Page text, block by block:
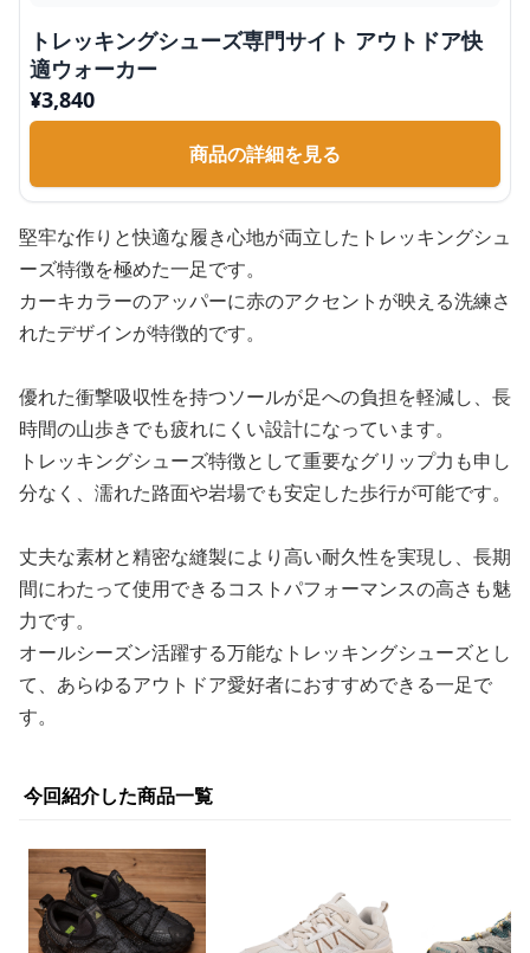
トレッキングシューズ専門サイト アウトドア快
適ウォーカー
¥3,840
商品の詳細を見る
堅牢な作りと快適な履き心地が両立したトレッキングシュ
ーズ特徴を極めた一足です。
カーキカラーのアッパーに赤のアクセントが映える洗練さ
れたデザインが特徴的です。
優れた衝撃吸収性を持つソールが足への負担を軽減し、長
時間の山歩きでも疲れにくい設計になっています。
トレッキングシューズ特徴として重要なグリップ力も申し
分なく、濡れた路面や岩場でも安定した歩行が可能です。
丈夫な素材と精密な縫製により高い耐久性を実現し、長期
間にわたって使用できるコストパフォーマンスの高さも魅
力です。
オールシーズン活躍する万能なトレッキングシューズとし
て、あらゆるアウトドア愛好者におすすめできる一足で
す。
今回紹介した商品一覧